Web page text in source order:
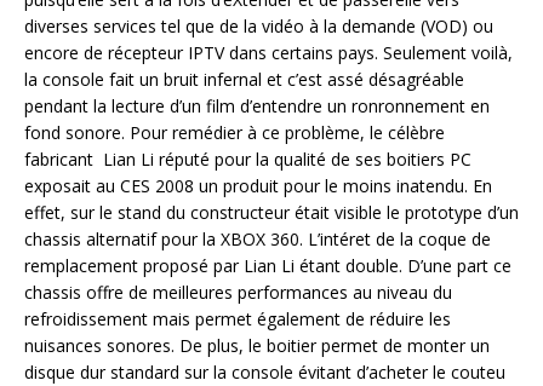
diverses services tel que de la vidéo à la demande (VOD) ou
encore de récepteur IPTV dans certains pays. Seulement voilà,
la console fait un bruit infernal et c’est assé désagréable
pendant la lecture d’un film d’entendre un ronronnement en
fond sonore. Pour remédier à ce problème, le célèbre
fabricant Lian Li réputé pour la qualité de ses boitiers PC
exposait au CES 2008 un produit pour le moins inatendu. En
effet, sur le stand du constructeur était visible le prototype d’un
chassis alternatif pour la XBOX 360. L’intéret de la coque de
remplacement proposé par Lian Li étant double. D’une part ce
chassis offre de meilleures performances au niveau du
refroidissement mais permet également de réduire les
nuisances sonores. De plus, le boitier permet de monter un
disque dur standard sur la console évitant d’acheter le couteu